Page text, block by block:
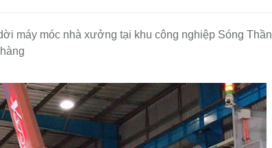
máy móc nhà xưởng tại khu công nghiệp Sóng Thần